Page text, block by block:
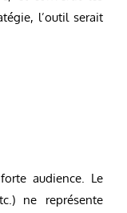
l’outil serait
audience. Le
ne représente